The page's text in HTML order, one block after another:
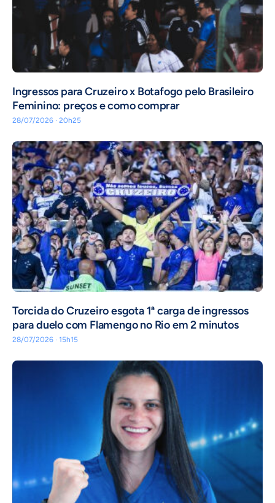
Ingressos para Cruzeiro x Botafogo pelo Brasileiro
Feminino: preços e como comprar
28/07/2026 · 20h25
Torcida do Cruzeiro esgota 1ª carga de ingressos
para duelo com Flamengo no Rio em 2 minutos
28/07/2026 · 15h15